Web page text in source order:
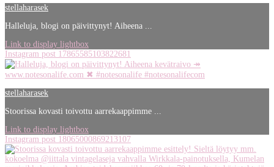
stellaharasek
Halleluja, blogi on päivittynyt! Aiheena ...
Link to display lightbox
Instagram post 17865585103822681
stellaharasek
Stoorissa kovasti toivottu aarrekaappimme ...
Link to display lightbox
Instagram post 18065000869213107